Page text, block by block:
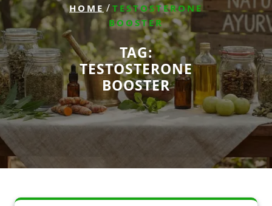
HOME / TESTOSTERONE
BOOSTER
TAG:
TESTOSTERONE
BOOSTER